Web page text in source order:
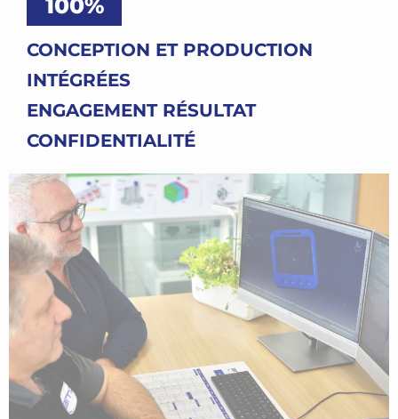
100%
CONCEPTION ET PRODUCTION
INTÉGRÉES
ENGAGEMENT RÉSULTAT
CONFIDENTIALITÉ